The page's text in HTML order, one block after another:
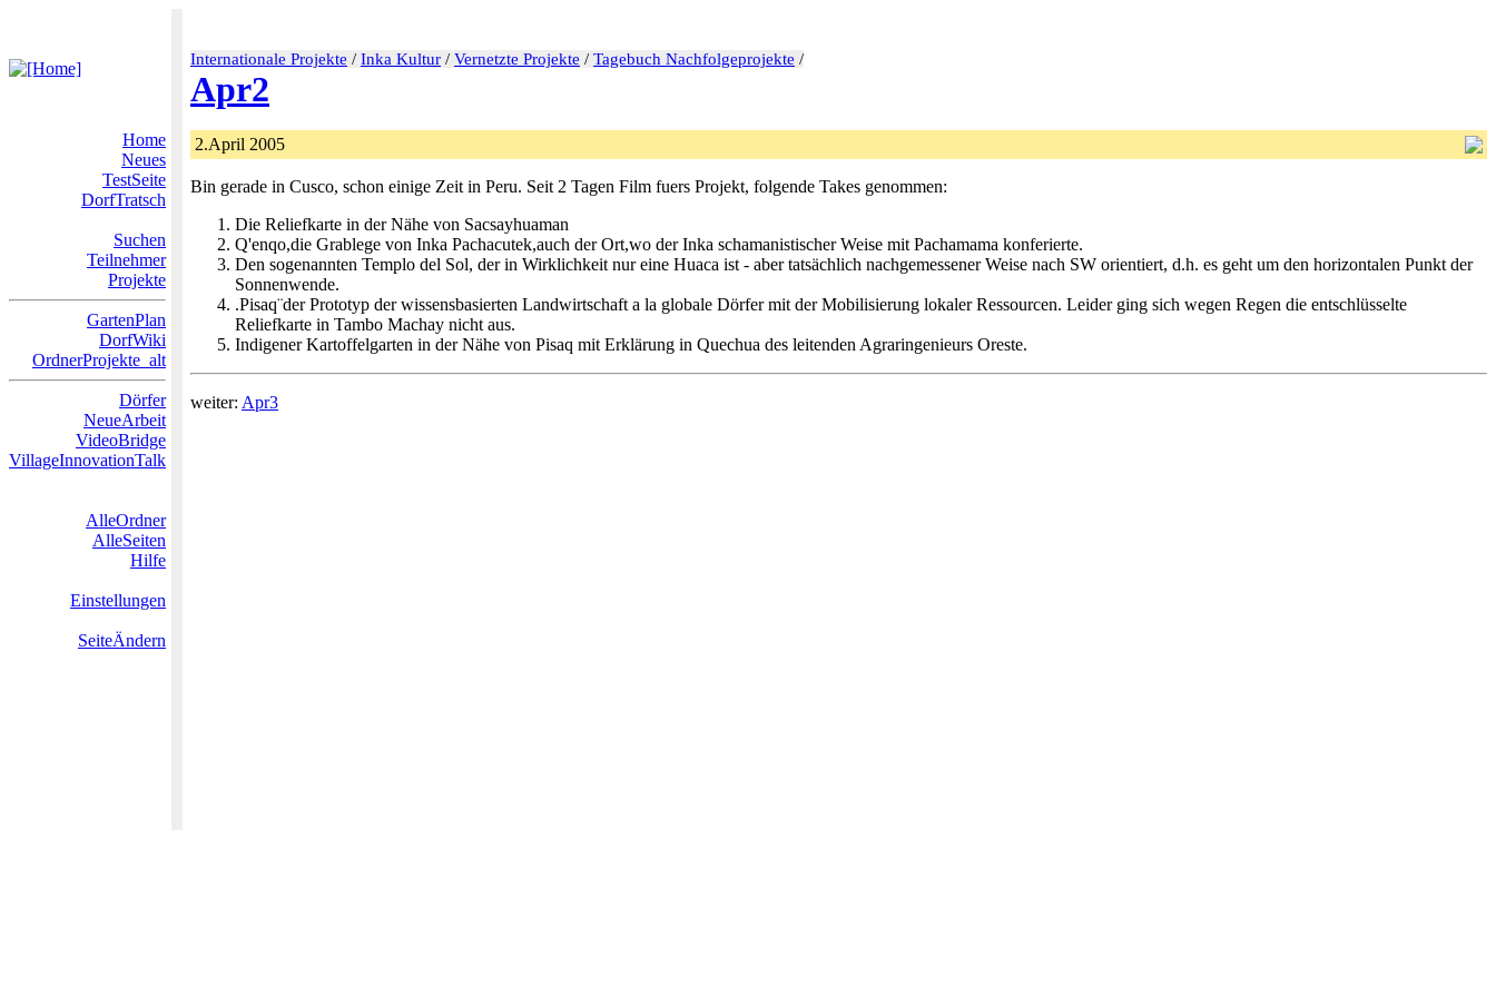
Internationale Projekte / Inka Kultur / Vernetzte Projekte / Tagebuch Nachfolgeprojekte /
Apr2
Home
Neues
TestSeite
DorfTratsch
Suchen
Teilnehmer
Projekte
GartenPlan
DorfWiki
OrdnerProjekte_alt
Dörfer
NeueArbeit
VideoBridge
VillageInnovationTalk
AlleOrdner
AlleSeiten
Hilfe
Einstellungen
SeiteÄndern
2.April 2005
Bin gerade in Cusco, schon einige Zeit in Peru. Seit 2 Tagen Film fuers Projekt, folgende Takes genommen:
Die Reliefkarte in der Nähe von Sacsayhuaman
Q'enqo,die Grablege von Inka Pachacutek,auch der Ort,wo der Inka schamanistischer Weise mit Pachamama konferierte.
Den sogenannten Templo del Sol, der in Wirklichkeit nur eine Huaca ist - aber tatsächlich nachgemessener Weise nach SW orientiert, d.h. es geht um den horizontalen Punkt der
Sonnenwende.
.Pisaq¨der Prototyp der wissensbasierten Landwirtschaft a la globale Dörfer mit der Mobilisierung lokaler Ressourcen. Leider ging sich wegen Regen die entschlüsselte
Reliefkarte in Tambo Machay nicht aus.
Indigener Kartoffelgarten in der Nähe von Pisaq mit Erklärung in Quechua des leitenden Agraringenieurs Oreste.
weiter: Apr3